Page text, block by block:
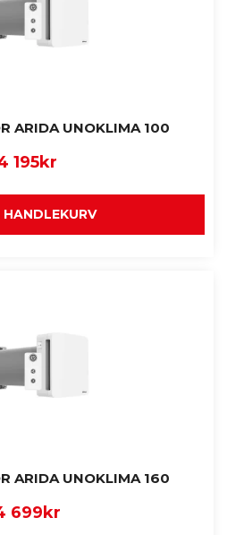
ARIDA UNOKLIMA 100
195kr
HANDLEKURV
ARIDA UNOKLIMA 160
699kr